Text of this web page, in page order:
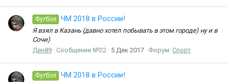
Футбол ЧМ 2018 в России!
Я взял в Казань (давно хотел побывать в этом городе) ну и в
Сочи)
Ден89
Сообщение №22 5 Дек 2017 Форум: Спорт
Футбол ЧМ 2018 в России!